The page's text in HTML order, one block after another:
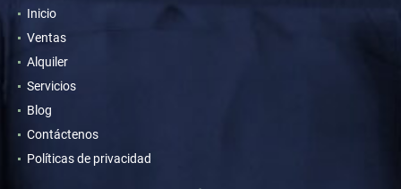
Inicio
Ventas
Alquiler
Servicios
Blog
Contáctenos
Políticas de privacidad